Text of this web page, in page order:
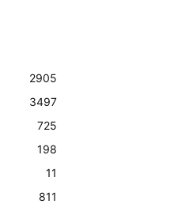
2905
3497
725
198
11
811